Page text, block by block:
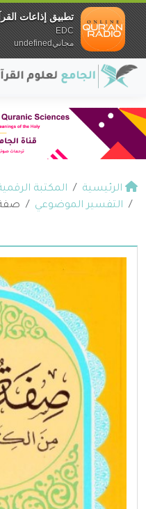
الرئيسية المكتبة
التفسير الموضوعي
صفة
تطبيق إذاعات
EDC
مجانيundefined